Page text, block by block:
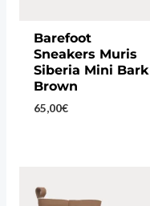
Barefoot
Sneakers Muris
Siberia Mini Bark
Brown
65,00€